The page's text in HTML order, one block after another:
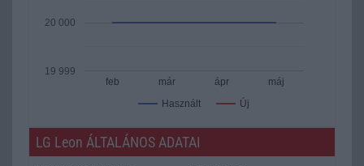
Használt Új
feb már ápr máj
19 999
20 000
LG Leon ÁLTALÁNOS ADATAI